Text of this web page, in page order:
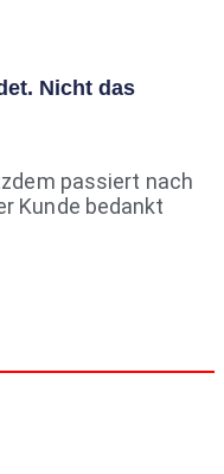
Nicht das
passiert nach
Kunde bedankt